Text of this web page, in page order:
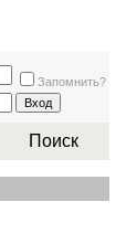
Запомнить?
Поиск